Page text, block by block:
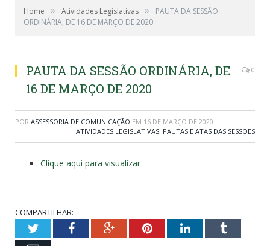
Home » Atividades Legislativas »
PAUTA DA SESSÃO
ORDINÁRIA, DE 16 DE MARÇO DE 2020
PAUTA DA SESSÃO ORDINÁRIA, DE
16 DE MARÇO DE 2020
0
POR ASSESSORIA DE COMUNICAÇÃO EM 16 DE MARÇO DE 2020
ATIVIDADES LEGISLATIVAS, PAUTAS E ATAS DAS SESSÕES
Clique aqui para visualizar
COMPARTILHAR:
TwitterFacebookGoogle+PinterestLinkedInTumblr